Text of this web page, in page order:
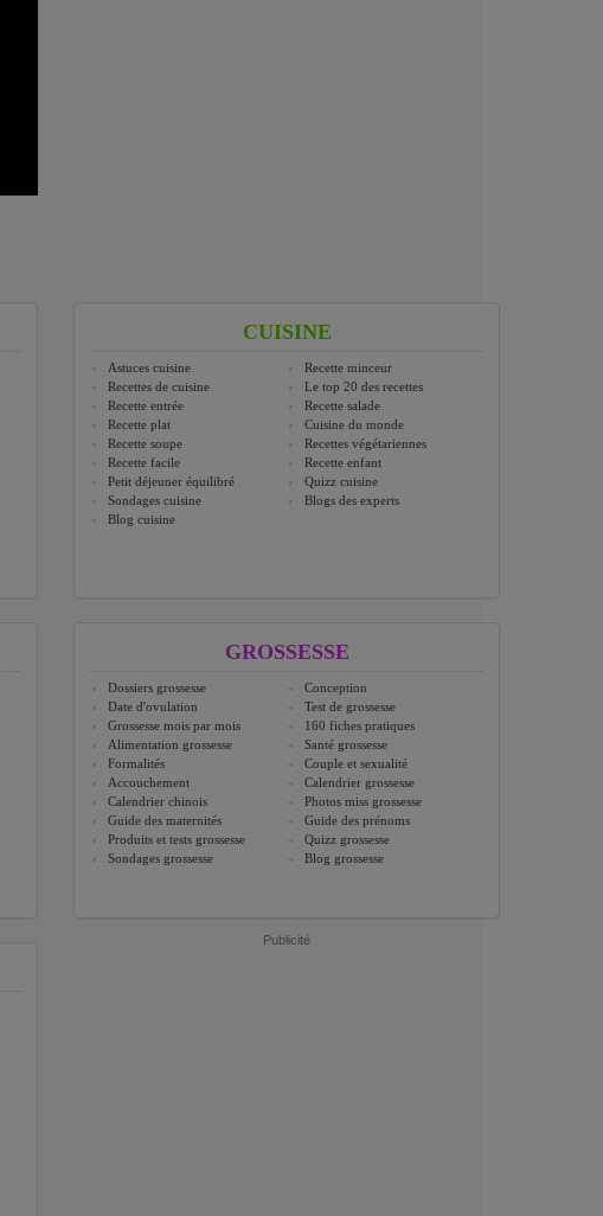
CUISINE
Astuces cuisine
Recette minceur
Recettes de cuisine
Le top 20 des recettes
Recette entrée
Recette salade
Recette plat
Cuisine du monde
Recette soupe
Recettes végétariennes
Recette facile
Recette enfant
Petit déjeuner équilibré
Quizz cuisine
Sondages cuisine
Blogs des experts
Blog cuisine
GROSSESSE
Dossiers grossesse
Conception
Date d'ovulation
Test de grossesse
Grossesse mois par mois
160 fiches pratiques
Alimentation grossesse
Santé grossesse
Formalités
Couple et sexualité
Accouchement
Calendrier grossesse
Calendrier chinois
Photos miss grossesse
Guide des maternités
Guide des prénoms
Produits et tests grossesse
Quizz grossesse
Sondages grossesse
Blog grossesse
Publicité